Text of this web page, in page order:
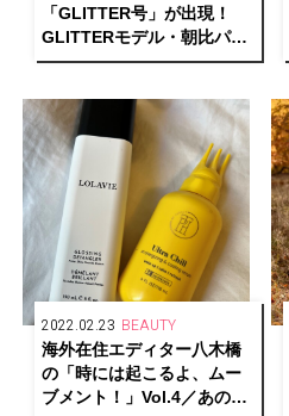
「GLITTER号」が出現！
GLITTERモデル・朝比パメ
ラ出演トークイベント「サ
よ！」レポート
2022.02.23 BEAUTY
海外在住エディター八木橋
の「時には起こるよ、ムー
ブメント！」Vol.4／あのセ